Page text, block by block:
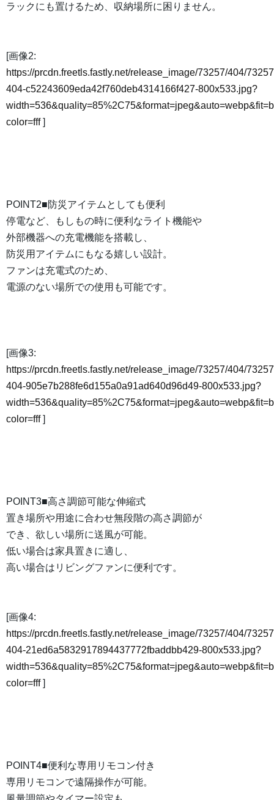
ラックにも置けるため、収納場所に困りません。
[画像2:
https://prcdn.freetls.fastly.net/release_image/73257/404/
404-c52243609eda42f760deb4314166f427-800x533.jpg?
color=fff]
POINT2■防災アイテムとしても便利
停電など、もしもの時に便利なライト機能や
外部機器への充電機能を搭載し、
防災用アイテムにもなる嬉しい設計。
ファンは充電式のため、
電源のない場所での使用も可能です。
[画像3:
https://prcdn.freetls.fastly.net/release_image/73257/404/
404-905e7b288fe6d155a0a91ad640d96d49-800x533.jpg?
color=fff]
POINT3■高さ調節可能な伸縮式
置き場所や用途に合わせ無段階の高さ調節が
でき、欲しい場所に送風が可能。
低い場合は家具置きに適し、
高い場合はリビングファンに便利です。
[画像4:
https://prcdn.freetls.fastly.net/release_image/73257/404/
404-21ed6a5832917894437772fbaddbb429-800x533.jpg?
color=fff]
POINT4■便利な専用リモコン付き
専用リモコンで遠隔操作が可能。